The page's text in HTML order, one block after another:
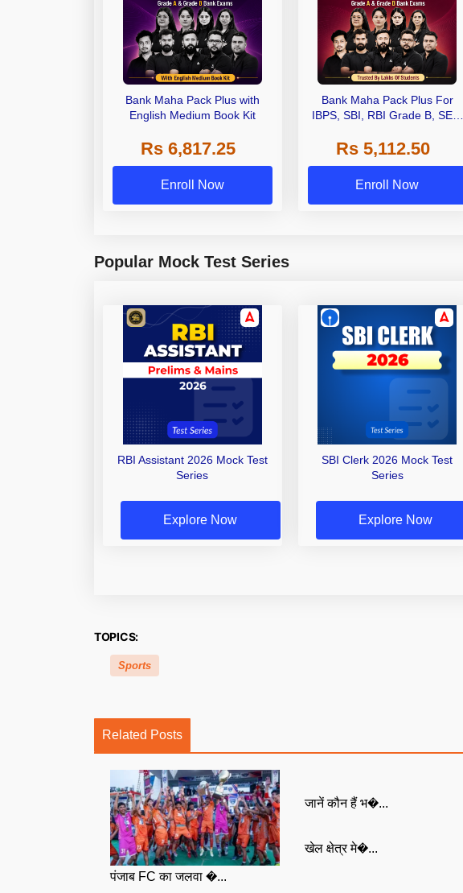
Bank Maha Pack Plus with
English Medium Book Kit
Rs 6,817.25
Enroll Now
Bank Maha Pack Plus For
IBPS, SBI, RBI Grade B, SEBI
Other Grade A & Grade B Bank
Exams
Rs 5,112.50
Enroll Now
Popular Mock Test Series
RBI Assistant 2026 Mock Test
Series
Explore Now
SBI Clerk 2026 Mock Test
Series
Explore Now
TOPICS:
Sports
Related Posts
पंजाब FC का जलवा �...
जानें कौन हैं भ�...
खेल क्षेत्र मे�...